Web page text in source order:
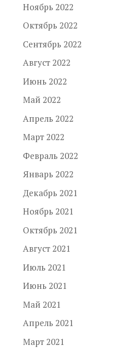
Ноябрь 2022
Октябрь 2022
Сентябрь 2022
Август 2022
Июнь 2022
Май 2022
Апрель 2022
Март 2022
Февраль 2022
Январь 2022
Декабрь 2021
Ноябрь 2021
Октябрь 2021
Август 2021
Июль 2021
Июнь 2021
Май 2021
Апрель 2021
Март 2021